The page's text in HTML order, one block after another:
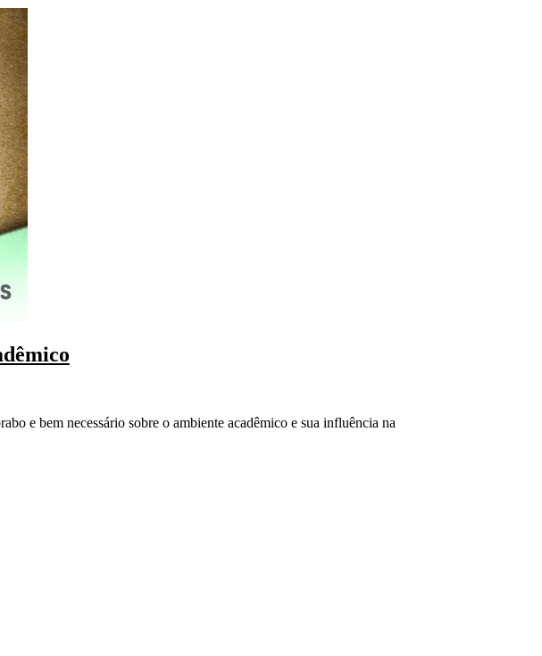
e bem necessário sobre o ambiente acadêmico e sua influência na